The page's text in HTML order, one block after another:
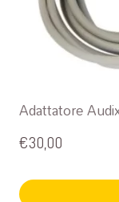
Adattatore
€30,00